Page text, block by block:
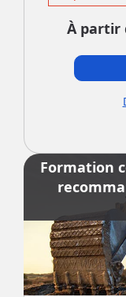
À partir
Formation